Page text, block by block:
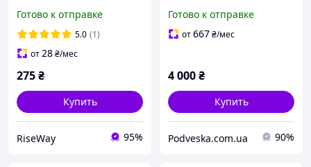
2175)
Готово к отправке
5.0 (1)
от28₴/мес
275₴
Купить
RiseWay 95%
Готово к отправке
от667₴/мес
4 000₴
Купить
Podveska.com.ua 90%